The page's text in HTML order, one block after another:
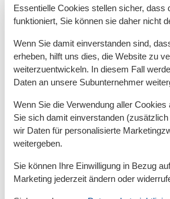
Küche
Kaffeemaschine
Küche
Kühlschrank
Teller
Toaster
Unterkunft
Aufzug
Balkon
Bettwäsche
Erstausstattung
Essentielle Cookies stellen sicher, dass
funktioniert, Sie können sie daher nicht
Wenn Sie damit einverstanden sind,
erheben, hilft uns dies, die Website zu
weiterzuentwickeln. In diesem Fall
Daten an unsere Subunternehmer
Wenn Sie die Verwendung aller
Sie sich damit einverstanden
wir Daten für personalisierte
weitergeben.
Sie können Ihre Einwilligung in Bezug
Marketing jederzeit ändern oder